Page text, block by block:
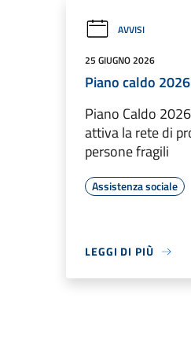
AVVISI
25 GIUGNO 2026
Piano caldo 2026
Piano Caldo
attiva la rete di
persone fragili
Assistenza sociale
LEGGI DI PIÙ